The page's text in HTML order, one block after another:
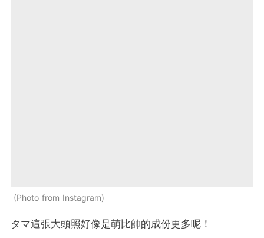
Photo from Instagram
タマ這張大頭照好像是萌比帥的成份更多呢！